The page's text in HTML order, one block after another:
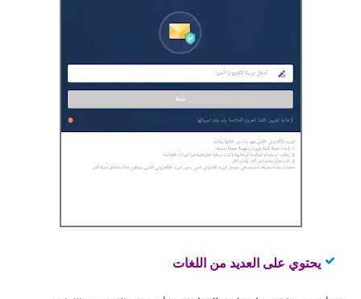
يحتوي على العديد من اللغات